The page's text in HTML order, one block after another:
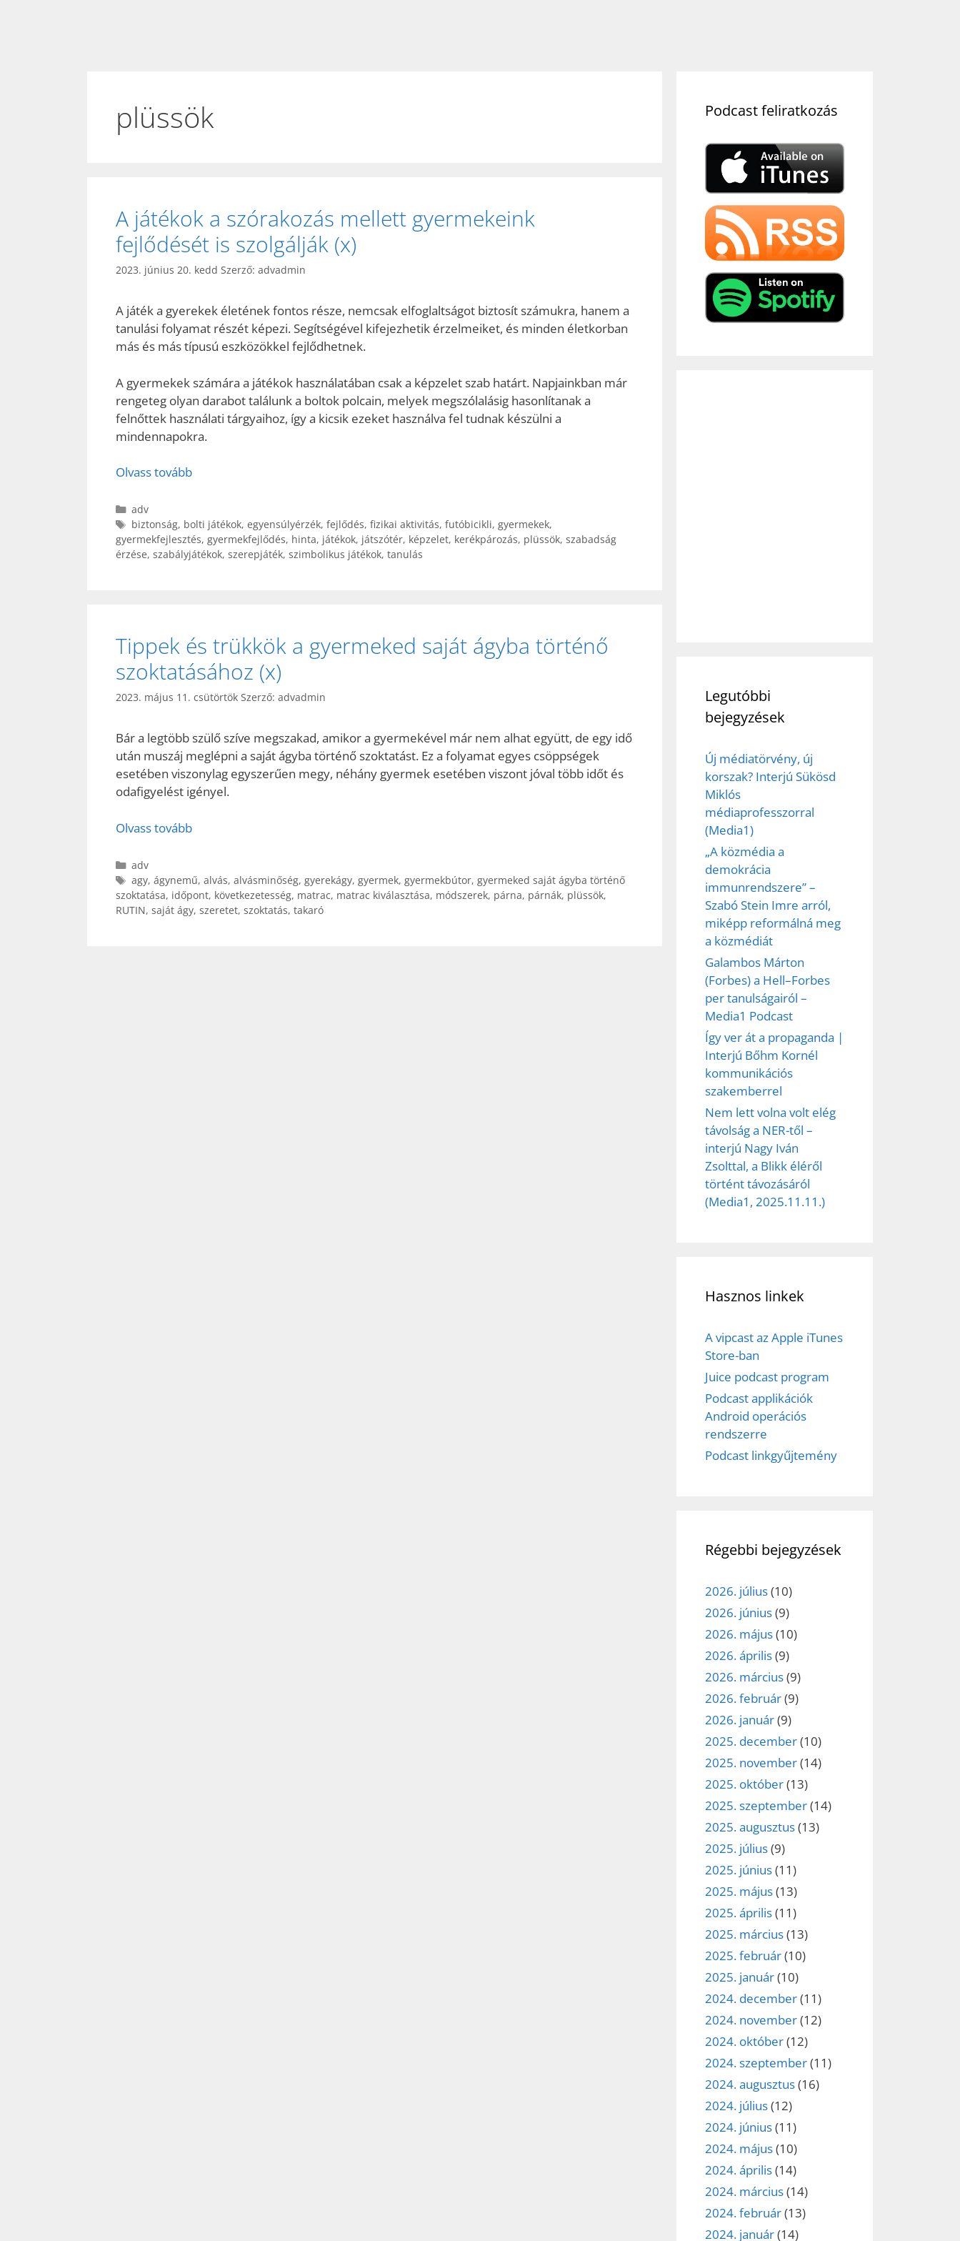
plüssök
A játékok a szórakozás mellett gyermekeink
fejlődését is szolgálják (x)
2023. június 20. kedd Szerző: advadmin
A játék a gyerekek életének fontos része, nemcsak elfoglaltságot biztosít számukra, hanem a
tanulási folyamat részét képezi. Segítségével kifejezhetik érzelmeiket, és minden életkorban
más és más típusú eszközökkel fejlődhetnek.
A gyermekek számára a játékok használatában csak a képzelet szab határt. Napjainkban már
rengeteg olyan darabot találunk a boltok polcain, melyek megszólalásig hasonlítanak a
felnőttek használati tárgyaihoz, így a kicsik ezeket használva fel tudnak készülni a
mindennapokra.
Olvass tovább
Kategória
adv
Címkék
biztonság, bolti játékok, egyensúlyérzék, fejlődés, fizikai aktivitás, futóbicikli, gyermekek,
gyermekfejlesztés, gyermekfejlődés, hinta, játékok, játszótér, képzelet, kerékpározás, plüssök, szabadság
érzése, szabályjátékok, szerepjáték, szimbolikus játékok, tanulás
Tippek és trükkök a gyermeked saját ágyba történő
szoktatásához (x)
2023. május 11. csütörtök Szerző: advadmin
Bár a legtöbb szülő szíve megszakad, amikor a gyermekével már nem alhat együtt, de egy idő
után muszáj meglépni a saját ágyba történő szoktatást. Ez a folyamat egyes csöppségek
esetében viszonylag egyszerűen megy, néhány gyermek esetében viszont jóval több időt és
odafigyelést igényel.
Olvass tovább
Kategória
adv
Címkék
agy, ágynemű, alvás, alvásminőség, gyerekágy, gyermek, gyermekbútor, gyermeked saját ágyba történő
szoktatása, időpont, következetesség, matrac, matrac kiválasztása, módszerek, párna, párnák, plüssök,
RUTIN, saját ágy, szeretet, szoktatás, takaró
Podcast feliratkozás
Legutóbbi
bejegyzések
Új médiatörvény, új
korszak? Interjú Sükösd
Miklós
médiaprofesszorral
(Media1)
„A közmédia a
demokrácia
immunrendszere” –
Szabó Stein Imre arról,
miképp reformálná meg
a közmédiát
Galambos Márton
(Forbes) a Hell–Forbes
per tanulságairól –
Media1 Podcast
Így ver át a propaganda |
Interjú Bőhm Kornél
kommunikációs
szakemberrel
Nem lett volna volt elég
távolság a NER-től –
interjú Nagy Iván
Zsolttal, a Blikk éléről
történt távozásáról
(Media1, 2025.11.11.)
Hasznos linkek
A vipcast az Apple iTunes
Store-ban
Juice podcast program
Podcast applikációk
Android operációs
rendszerre
Podcast linkgyűjtemény
Régebbi bejegyzések
2026. július(10)
2026. június(9)
2026. május(10)
2026. április(9)
2026. március(9)
2026. február(9)
2026. január(9)
2025. december(10)
2025. november(14)
2025. október(13)
2025. szeptember(14)
2025. augusztus(13)
2025. július(9)
2025. június(11)
2025. május(13)
2025. április(11)
2025. március(13)
2025. február(10)
2025. január(10)
2024. december(11)
2024. november(12)
2024. október(12)
2024. szeptember(11)
2024. augusztus(16)
2024. július(12)
2024. június(11)
2024. május(10)
2024. április(14)
2024. március(14)
2024. február(13)
2024. január(14)